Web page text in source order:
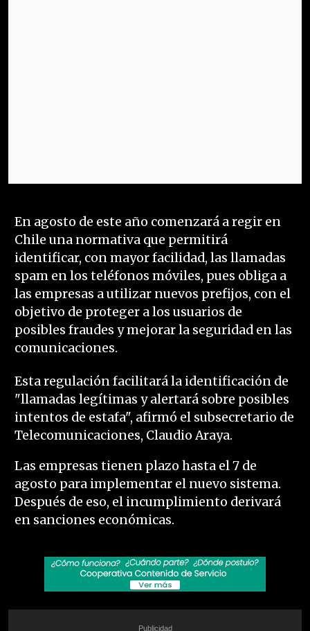
En agosto de este año comenzará a regir en
Chile una normativa que permitirá
identificar, con mayor facilidad, las llamadas
spam en los teléfonos móviles, pues obliga a
las empresas a utilizar nuevos prefijos, con el
objetivo de proteger a los usuarios de
posibles fraudes y mejorar la seguridad en las
comunicaciones.
Esta regulación facilitará la identificación de
"llamadas legítimas y alertará sobre posibles
intentos de estafa", afirmó el subsecretario de
Telecomunicaciones, Claudio Araya.
Las empresas tienen plazo hasta el 7 de
agosto para implementar el nuevo sistema.
Después de eso, el incumplimiento derivará
en sanciones económicas.